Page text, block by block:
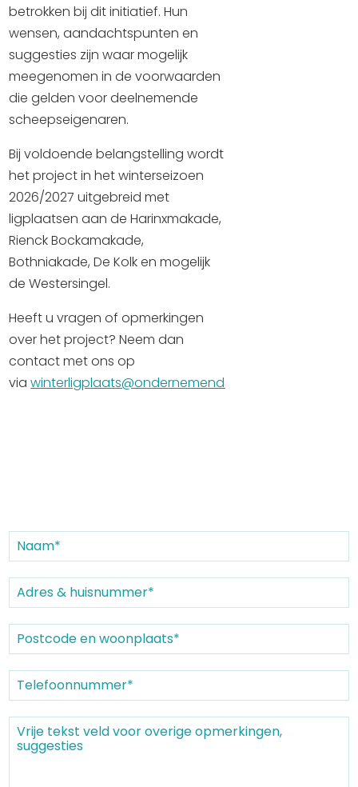
betrokken bij dit initiatief. Hun
wensen, aandachtspunten en
suggesties zijn waar mogelijk
meegenomen in de voorwaarden
die gelden voor deelnemende
scheepseigenaren.
Bij voldoende belangstelling wordt
het project in het winterseizoen
2026/2027 uitgebreid met
ligplaatsen aan de Harinxmakade,
Rienck Bockamakade,
Bothniakade, De Kolk en mogelijk
de Westersingel.
Heeft u vragen of opmerkingen
over het project? Neem dan
contact met ons op
viawinterligplaats@ondernemendsneek.nl